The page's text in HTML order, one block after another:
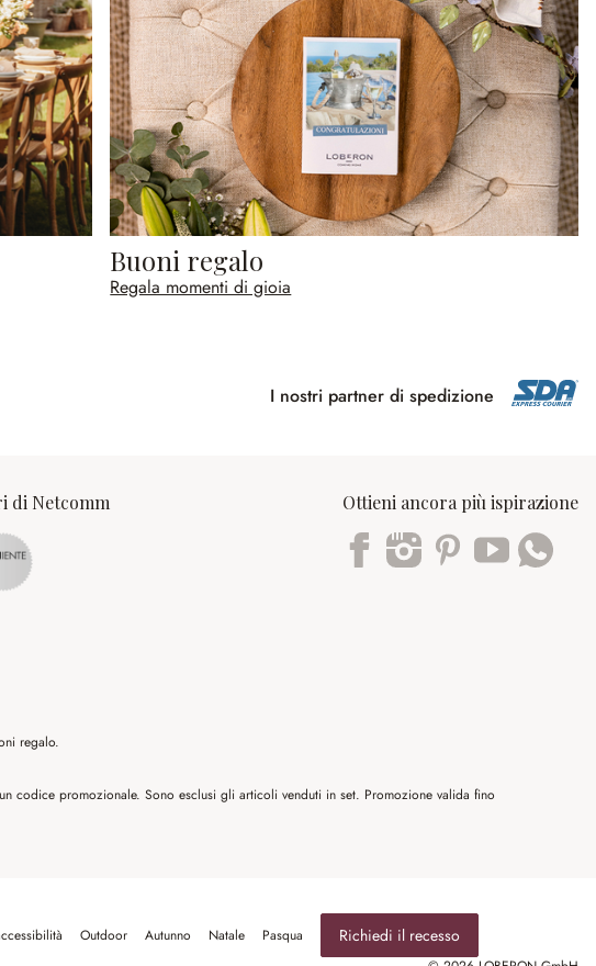
Buoni regalo
Regala momenti di gioia
I nostri partner di spedizione
di Netcomm Ottieni ancora più ispirazione
regalo.
codice promozionale. Sono esclusi gli articoli venduti in set. Promozione valida fino
Outdoor Autunno Natale Pasqua Richiedi il recesso